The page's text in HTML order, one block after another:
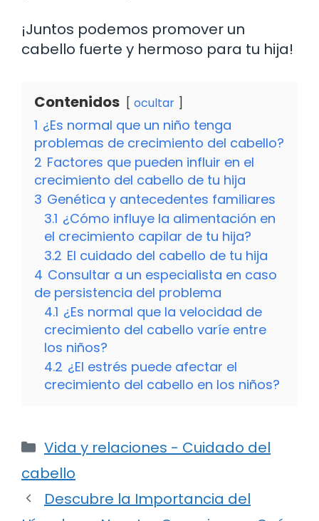
¡Juntos podemos promover un
cabello fuerte y hermoso para tu hija!
Contenidos ocultar
1 ¿Es normal que un niño tenga
problemas de crecimiento del cabello?
2 Factores que pueden influir en el
crecimiento del cabello de tu hija
3 Genética y antecedentes familiares
3.1 ¿Cómo influye la alimentación en
el crecimiento capilar de tu hija?
3.2 El cuidado del cabello de tu hija
4 Consultar a un especialista en caso
de persistencia del problema
4.1 ¿Es normal que la velocidad de
crecimiento del cabello varíe entre
los niños?
4.2 ¿El estrés puede afectar el
crecimiento del cabello en los niños?
Categorías
Vida y relaciones - Cuidado del
cabello
Descubre la Importancia del